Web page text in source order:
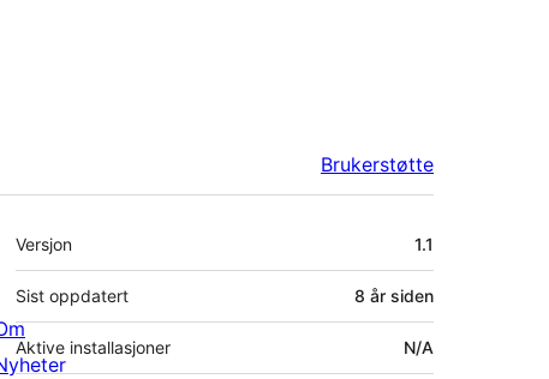
Brukerstøtte
Meta
Versjon 1.1
Sist oppdatert 8 år siden
Aktive installasjoner N/A